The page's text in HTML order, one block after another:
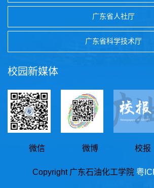
广东省人社厅
广东省科学技术厅
校园新媒体
微信 微博 校报
Copyright 广东石油化工学院 粤